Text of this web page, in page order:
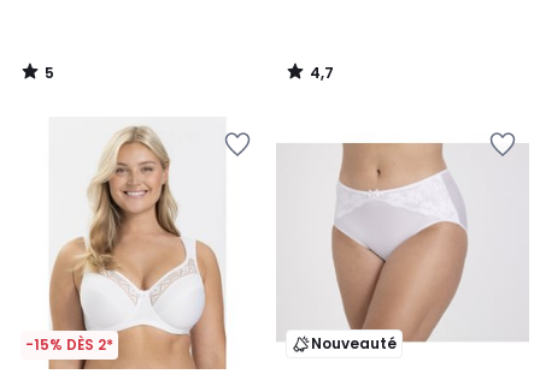
5
/
4,7
/
-15% DÈS 2* Nouveauté